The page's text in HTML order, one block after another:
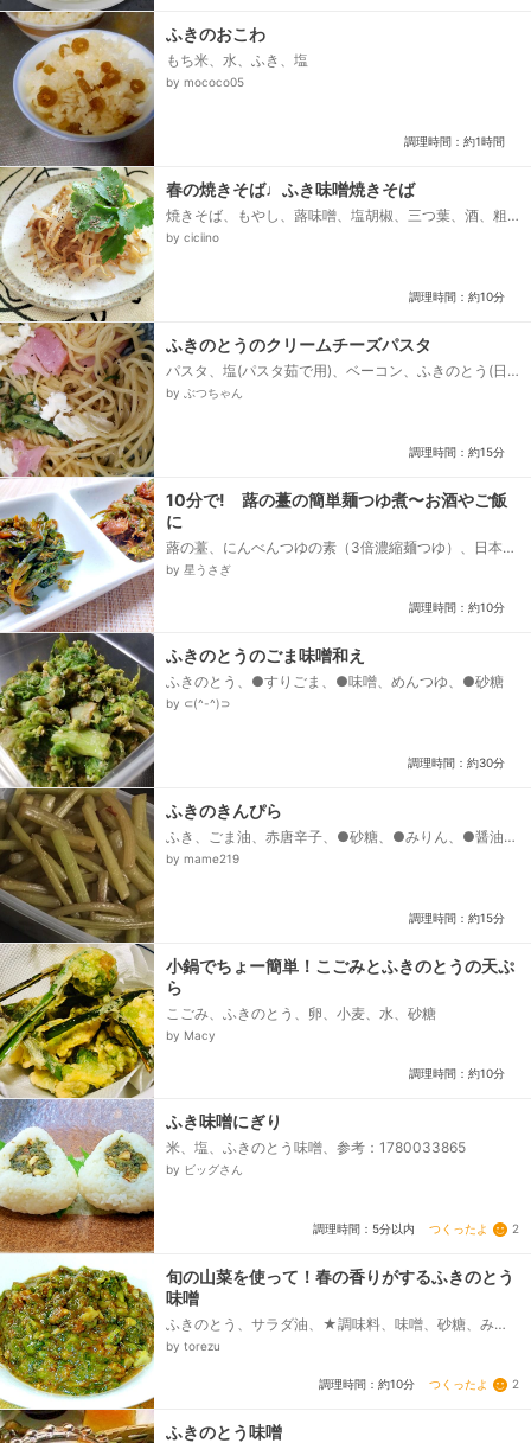
ふきのおこわ
もち米、水、ふき、塩
by mococo05
調理時間：約1時間
春の焼きそば♩ふき味噌焼きそば
焼きそば、もやし、蕗味噌、塩胡椒、三つ葉、酒、粗
挽きコショウ
by ciciino
調理時間：約10分
ふきのとうのクリームチーズパスタ
パスタ、塩(パスタ茹で用)、ベーコン、ふきのとう(日
本食材)、塩コショウ、油、クリームチーズ(フランス)...
by ぶつちゃん
調理時間：約15分
10分で! 蕗の薹の簡単麺つゆ煮〜お酒やご飯
に
蕗の薹、にんべんつゆの素（3倍濃縮麺つゆ）、日本
酒、☆出しを取ったあとのかつお節、☆かつお節加え
by 星うさぎ
調理時間：約10分
ふきのとうのごま味噌和え
ふきのとう、●すりごま、●味噌、めんつゆ、●砂糖
by ⊂(^-^)⊃
調理時間：約30分
ふきのきんぴら
ふき、ごま油、赤唐辛子、●砂糖、●みりん、●醤油、
水
by mame219
調理時間：約15分
小鍋でちょー簡単！こごみとふきのとうの天ぷ
ら
こごみ、ふきのとう、卵、小麦、水、砂糖
by Macy
調理時間：約10分
ふき味噌にぎり
米、塩、ふきのとう味噌、参考：1780033865
by ビッグさん
調理時間：5分以内 つくったよ 2
旬の山菜を使って！春の香りがするふきのとう
味噌
ふきのとう、サラダ油、★調味料、味噌、砂糖、みり
ん
by torezu
調理時間：約10分 つくったよ 2
ふきのとう味噌